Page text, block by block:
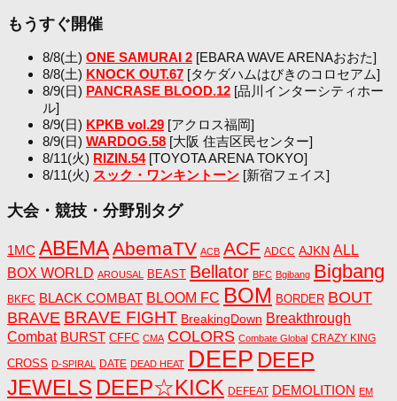
もうすぐ開催
8/8(土) ONE SAMURAI 2 [EBARA WAVE ARENAおおた]
8/8(土) KNOCK OUT.67 [タケダハムはびきのコロセアム]
8/9(日) PANCRASE BLOOD.12 [品川インターシティホー
ル]
8/9(日) KPKB vol.29 [アクロス福岡]
8/9(日) WARDOG.58 [大阪 住吉区民センター]
8/11(火) RIZIN.54[TOYOTA ARENA TOKYO]
8/11(火) スック・ワンキントーン [新宿フェイス]
大会・競技・分野別タグ
1MC ABEMAAbemaTV ACB ACF ADCC AJKN ALL
BOX WORLD AROUSAL BEAST Bellator BFC Bgibang Bigbang
BKFC BLACK COMBAT BLOOM FC BOM BORDER BOUT
BRAVE BRAVE FIGHT BreakingDown Breakthrough
Combat BURST CFFC CMA COLORS Combate Global CRAZY KING
CROSS D-SPIRAL DATE DEAD HEAT DEEP DEEP
JEWELS DEEP☆KICK DEFEAT DEMOLITION EM